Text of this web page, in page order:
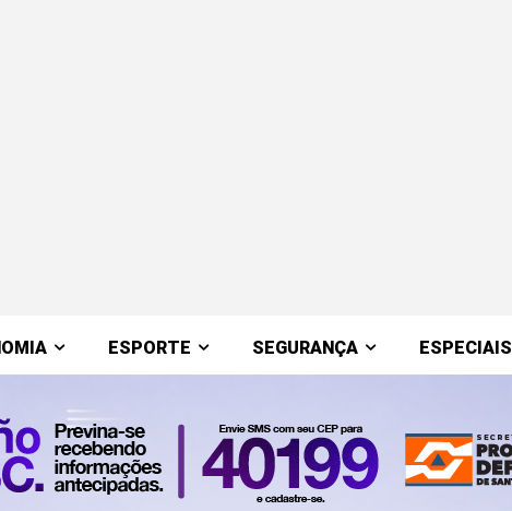
ESPORTE SEGURANÇA ESPECIAIS